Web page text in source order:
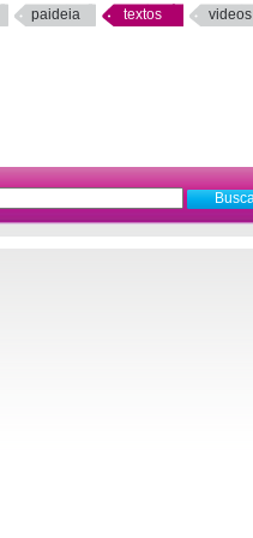
paideia textos videos